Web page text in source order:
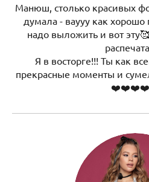
Манюш, столько красивых
думала - ваууу как хорошо
надо выложить и вот
Я в восторге!!! Ты как
прекрасные моменты и